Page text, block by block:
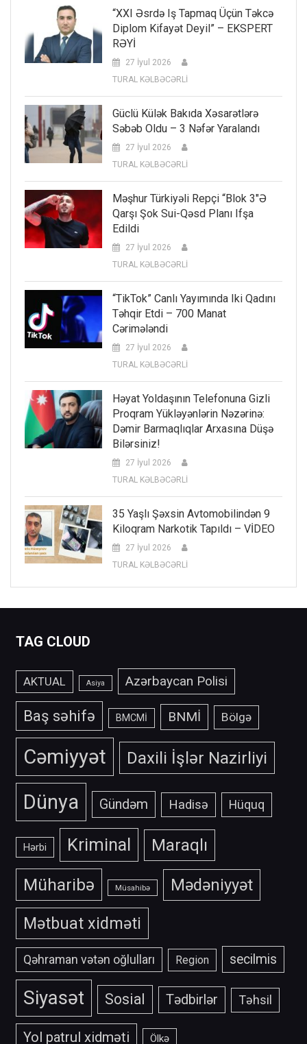
“XXI Əsrdə Iş Tapmaq Üçün Təkcə
Diplom Kifayət Deyil” – EKSPERT
RƏYİ
27 İyul 2026
TURAL KƏLBƏCƏRLİ
Güclü Külək Bakıda Xəsarətlərə
Səbəb Oldu – 3 Nəfər Yaralandı
27 İyul 2026
TURAL KƏLBƏCƏRLİ
Məşhur Türkiyəli Repçi “Blok 3″ə
Qarşı Şok Sui-Qəsd Planı Ifşa
Edildi
27 İyul 2026
TURAL KƏLBƏCƏRLİ
“TikTok” Canlı Yayımında Iki Qadını
Təhqir Etdi – 700 Manat
Cərimələndi
27 İyul 2026
TURAL KƏLBƏCƏRLİ
Həyat Yoldaşının Telefonuna Gizli
Proqram Yükləyənlərin Nəzərinə:
Dəmir Barmaqlıqlar Arxasına Düşə
Bilərsiniz!
27 İyul 2026
TURAL KƏLBƏCƏRLİ
35 Yaşlı Şəxsin Avtomobilindən 9
Kiloqram Narkotik Tapıldı – VİDEO
27 İyul 2026
TURAL KƏLBƏCƏRLİ
TAG CLOUD
AKTUAL Asiya Azərbaycan Polisi
Baş səhifə BMCMİ BNMİ Bölgə
Cəmiyyət Daxili İşlər Nazirliyi
Dünya Gündəm Hadisə Hüquq
Hərbi Kriminal Maraqlı
Müharibə Müsahibə
Mədəniyyət
Mətbuat xidməti
Qəhraman vətən oğlulları Region secilmis
Siyasət Sosial Tədbirlər Təhsil
Yol patrul xidməti Ölkə